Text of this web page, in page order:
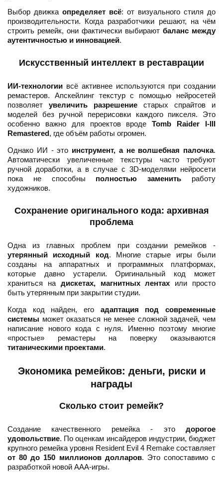
Выбор движка определяет всё: от визуального стиля до
производительности. Когда разработчики решают, на чём
строить ремейк, они фактически выбирают баланс между
аутентичностью и инновацией.
Искусственный интеллект в реставрации
ИИ-технологии всё активнее используются при создании
ремастеров. Апскейлинг текстур с помощью нейросетей
позволяет увеличить разрешение старых спрайтов и
моделей без ручной перерисовки каждого пикселя. Это
особенно важно для проектов вродеTomb Raider I-III
Remastered, где объём работы огромен.
Однако ИИ - это инструмент, а не волшебная палочка.
Автоматически увеличенные текстуры часто требуют
ручной доработки, а в случае с 3D-моделями нейросети
пока не способны полностью заменить работу
художников.
Сохранение оригинального кода: архивная
проблема
Одна из главных проблем при создании ремейков -
утерянный исходный код. Многие старые игры были
созданы на аппаратных и программных платформах,
которые давно устарели. Оригинальный код может
храниться на дискетах, магнитных лентах или просто
быть утерянным при закрытии студии.
Когда код найден, его адаптация под современные
системы может оказаться не менее сложной задачей, чем
написание нового кода с нуля. Именно поэтому многие
«простые» ремастеры на поверку оказываются
титаническими проектами.
Экономика ремейков: деньги, риски и
награды
Сколько стоит ремейк?
Создание качественного ремейка - это дорогое
удовольствие. По оценкам инсайдеров индустрии, бюджет
крупного ремейка уровня Resident Evil 4 Remake составляет
от 80 до 150 миллионов долларов. Это сопоставимо с
разработкой новой ААА-игры.